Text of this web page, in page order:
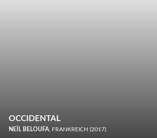
OCCIDENTAL
NEÏL BELOUFA, FRANKREICH (2017)